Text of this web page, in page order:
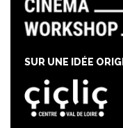
SUR UNE IDÉE